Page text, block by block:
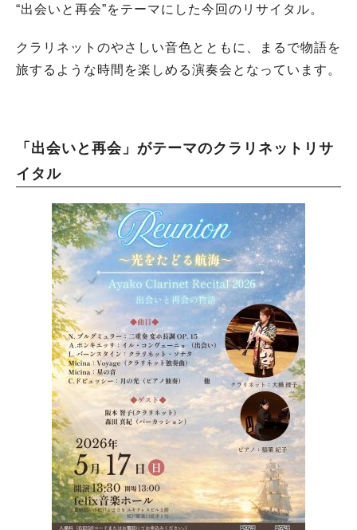
“出会いと再会”をテーマにした今回のリサイタル。
クラリネットのやさしい音色とともに、まるで物語を
旅するような時間を楽しめる演奏会となっています。
「出会いと再会」がテーマのクラリネットリサ
イタル